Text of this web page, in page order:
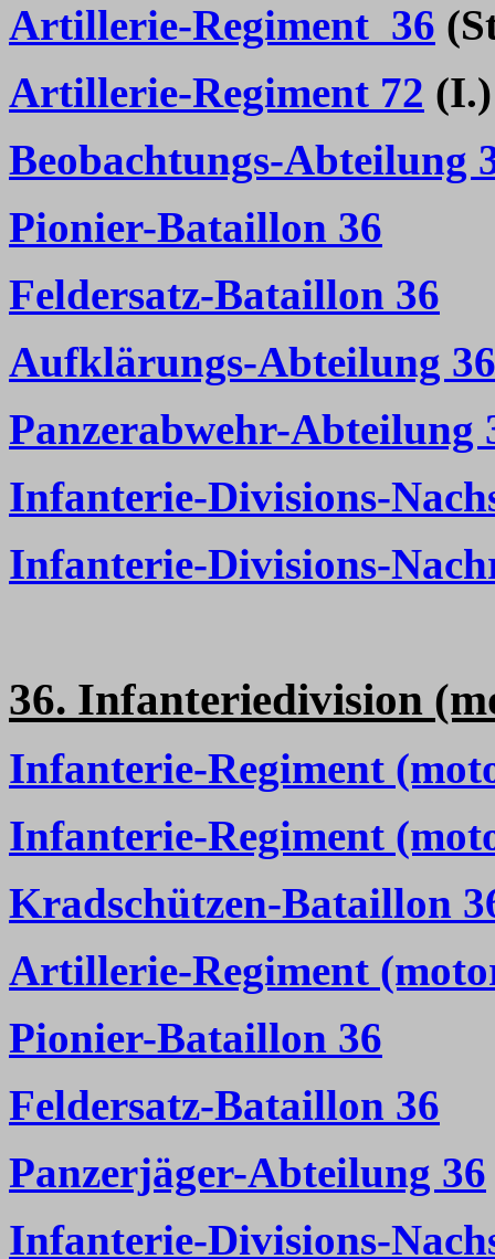
Artillerie-Regiment 36
Artillerie-Regiment 72 (I.)
Beobachtungs-Abteilung
Pionier-Bataillon 36
Feldersatz-Bataillon 36
Aufklärungs-Abteilung 36
Panzerabwehr-Abteilung
Infanterie-Divisions-
Infanterie-Divisions-
36. Infanteriedivision
Infanterie-Regiment
Infanterie-Regiment
Kradschützen-Bataillon
Artillerie-Regiment
Pionier-Bataillon 36
Feldersatz-Bataillon 36
Panzerjäger-Abteilung 36
Infanterie-Divisions-